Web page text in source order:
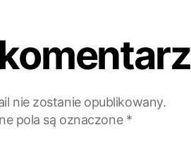
nie zostanie opublikowany.
pola są oznaczone *